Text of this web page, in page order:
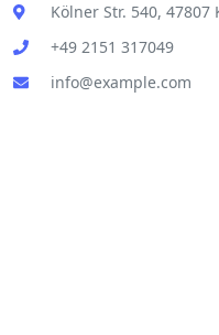
Kölner Str. 540,
+49 2151 317049
info@example.com